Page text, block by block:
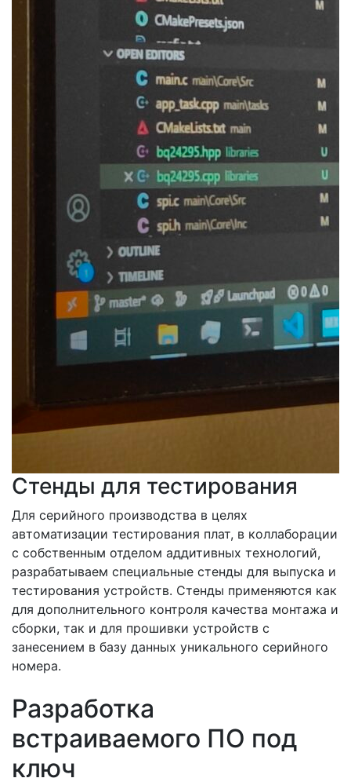
Стенды для тестирования
Для серийного производства в целях
автоматизации тестирования плат, в коллаборации
с собственным отделом аддитивных технологий,
разрабатываем специальные стенды для выпуска и
тестирования устройств. Стенды применяются как
для дополнительного контроля качества монтажа и
сборки, так и для прошивки устройств с
занесением в базу данных уникального серийного
номера.
Разработка
встраиваемого ПО под
ключ